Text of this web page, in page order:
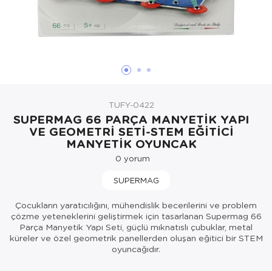
Parti ve Özel Günler
TUFY-0422
SUPERMAG 66 PARÇA MANYETİK YAPI
VE GEOMETRİ SETİ-STEM EĞİTİCİ
MANYETİK OYUNCAK
0 yorum
SUPERMAG
Çocukların yaratıcılığını, mühendislik becerilerini ve problem
çözme yeteneklerini geliştirmek için tasarlanan Supermag 66
Parça Manyetik Yapı Seti, güçlü mıknatıslı çubuklar, metal
küreler ve özel geometrik panellerden oluşan eğitici bir STEM
oyuncağıdır.